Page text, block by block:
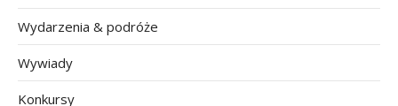
Wydarzenia & podróże
Wywiady
Konkursy